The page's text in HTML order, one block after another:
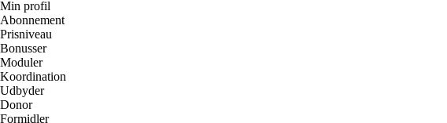
Min profil
Abonnement
Prisniveau
Bonusser
Moduler
Koordination
Udbyder
Donor
Formidler